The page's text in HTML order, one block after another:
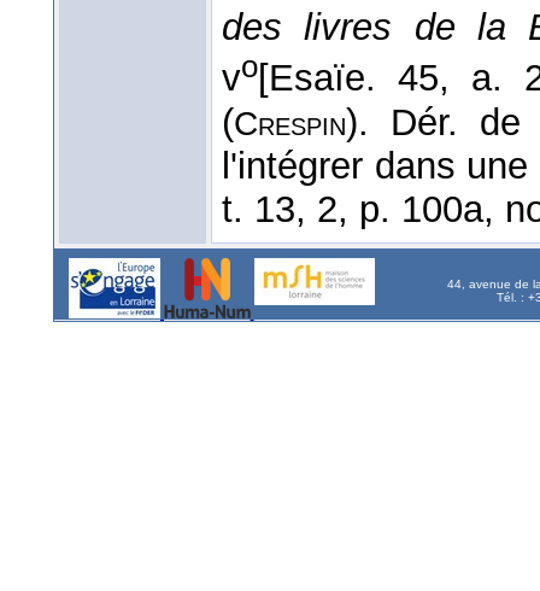
des livres de la
vo[Esaïe. 45, a.
(Crespin). Dér.
l'intégrer dans
t. 13, 2, p. 100a,
44, avenue de
Tél. :